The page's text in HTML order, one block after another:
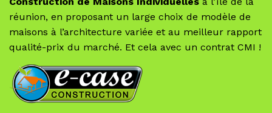
réunion, en proposant un large choix de modèle de
maisons à l’architecture variée et au meilleur rapport
qualité-prix du marché. Et cela avec un contrat CMI !